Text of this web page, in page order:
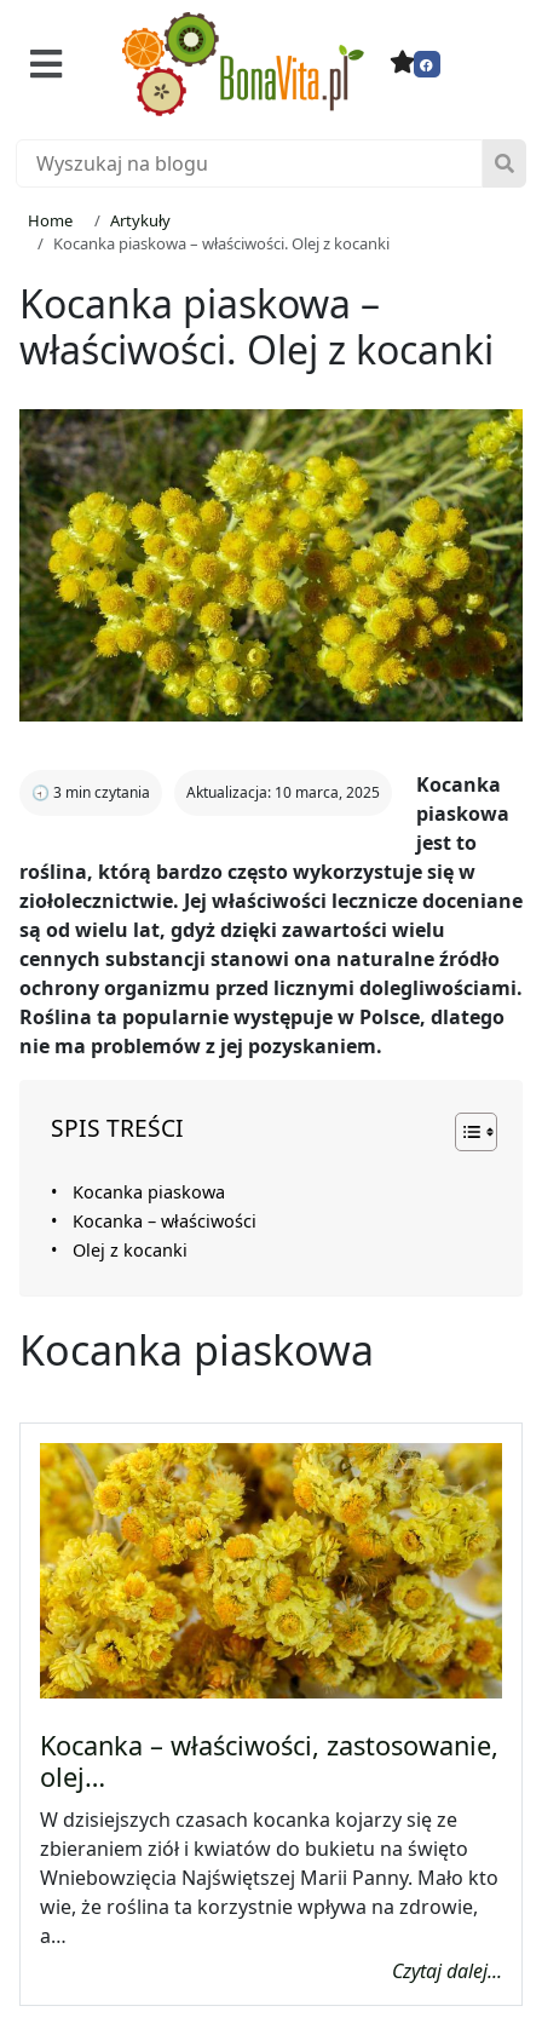
Home
Artykuły
Kocanka piaskowa – właściwości. Olej z kocanki
Kocanka piaskowa –
właściwości. Olej z kocanki
🕣 3 min czytania Aktualizacja: 10 marca, 2025
Kocanka
piaskowa
jest to
roślina, którą bardzo często wykorzystuje się w
ziołolecznictwie. Jej właściwości lecznicze doceniane
są od wielu lat, gdyż dzięki zawartości wielu
cennych substancji stanowi ona naturalne źródło
ochrony organizmu przed licznymi dolegliwościami.
Roślina ta popularnie występuje w Polsce, dlatego
nie ma problemów z jej pozyskaniem.
SPIS TREŚCI
Kocanka piaskowa
Kocanka – właściwości
Olej z kocanki
Kocanka piaskowa
Kocanka – właściwości, zastosowanie,
olej…
W dzisiejszych czasach kocanka kojarzy się ze
zbieraniem ziół i kwiatów do bukietu na święto
Wniebowzięcia Najświętszej Marii Panny. Mało kto
wie, że roślina ta korzystnie wpływa na zdrowie,
a…
Czytaj dalej...